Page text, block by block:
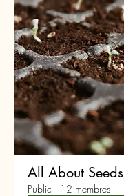
All About Seeds
Public · 12 membres